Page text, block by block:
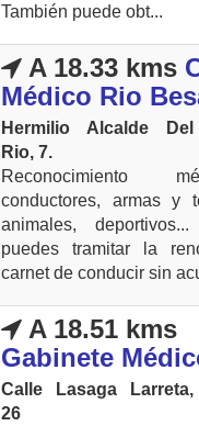
También puede obt...
A 18.33 kms
Médico Rio
Hermilio Alcalde Del
Rio, 7.
Reconocimiento
conductores, armas y
animales,
puedes tramitar la
carnet de conducir sin
A 18.51 kms
Gabinete
Calle Lasaga Larreta,
26